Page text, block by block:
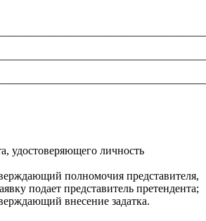
удостоверяющего личность
полномочия представителя,
подает представитель претендента;
внесение задатка.